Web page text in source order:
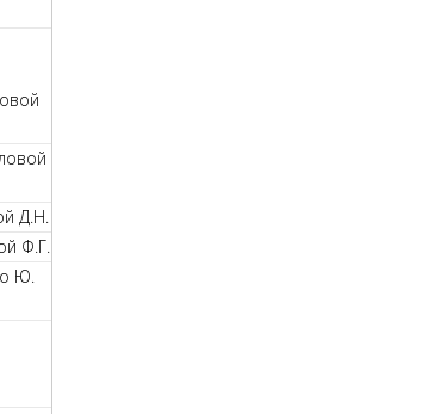
Д.Н.
Ф.Г.
Ю.